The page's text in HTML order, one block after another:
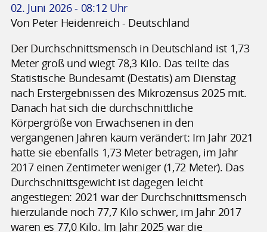
02. Juni 2026 - 08:12 Uhr
Von Peter Heidenreich - Deutschland
Der Durchschnittsmensch in Deutschland ist 1,73
Meter groß und wiegt 78,3 Kilo. Das teilte das
Statistische Bundesamt (Destatis) am Dienstag
nach Erstergebnissen des Mikrozensus 2025 mit.
Danach hat sich die durchschnittliche
Körpergröße von Erwachsenen in den
vergangenen Jahren kaum verändert: Im Jahr 2021
hatte sie ebenfalls 1,73 Meter betragen, im Jahr
2017 einen Zentimeter weniger (1,72 Meter). Das
Durchschnittsgewicht ist dagegen leicht
angestiegen: 2021 war der Durchschnittsmensch
hierzulande noch 77,7 Kilo schwer, im Jahr 2017
waren es 77,0 Kilo. Im Jahr 2025 war die